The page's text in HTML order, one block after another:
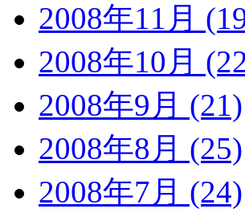
2008年11月
2008年10月
2008年9月 (21)
2008年8月 (25)
2008年7月 (24)